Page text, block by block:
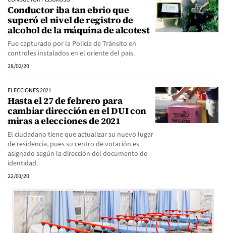
Conductor iba tan ebrio que
superó el nivel de registro de
alcohol de la máquina de alcotest
Fue capturado por la Policía de Tránsito en
controles instalados en el oriente del país.
28/02/20
ELECCIONES 2021
Hasta el 27 de febrero para
cambiar dirección en el DUI con
miras a elecciones de 2021
El ciudadano tiene que actualizar su nuevo lugar
de residencia, pues su centro de votación es
asignado según la dirección del documento de
identidad.
22/01/20